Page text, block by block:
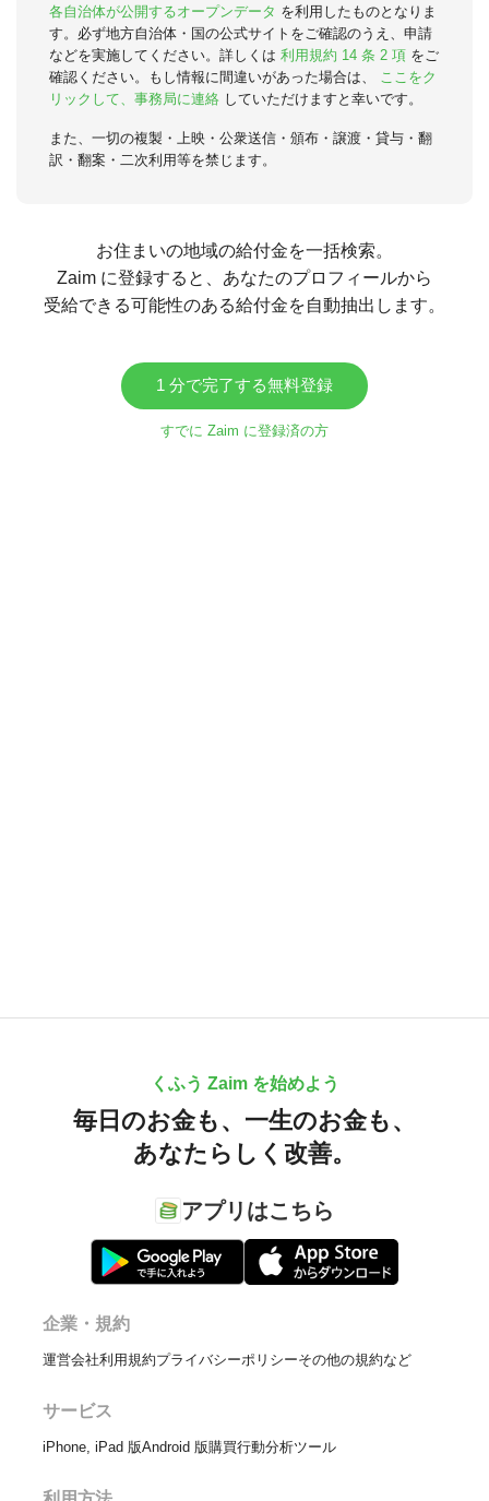
各自治体が公開するオープンデータ を利用したものとなりま
す。必ず地方自治体・国の公式サイトをご確認のうえ、申請
などを実施してください。詳しくは 利用規約 14 条 2 項 をご
確認ください。もし情報に間違いがあった場合は、
ここをク
リックして、事務局に連絡 していただけますと幸いです。
また、一切の複製・上映・公衆送信・頒布・譲渡・貸与・翻
訳・翻案・二次利用等を禁じます。
お住まいの地域の給付金を一括検索。
Zaim に登録すると、あなたのプロフィールから
受給できる可能性のある給付金を自動抽出します。
1 分で完了する無料登録
すでに Zaim に登録済の方
くふう Zaim を始めよう
毎日のお金も、 一生のお金も、
あなたらしく改善。
アプリはこちら
企業・規約
運営会社利用規約プライバシーポリシーその他の規約など
サービス
iPhone, iPad 版Android 版購買行動分析ツール